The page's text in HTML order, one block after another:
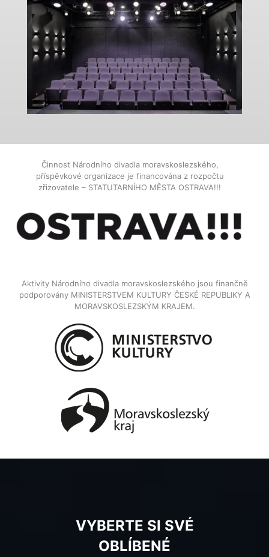
Činnost Národního divadla moravskoslezského,
příspěvkové organizace je financována z rozpočtu
zřizovatele – STATUTARNÍHO MĚSTA OSTRAVA!!!
Aktivity Národního divadla moravskoslezského jsou finančně
podporovány MINISTERSTVEM KULTURY ČESKÉ REPUBLIKY A
MORAVSKOSLEZSKÝM KRAJEM.
VYBERTE SI SVÉ
OBLÍBENÉ